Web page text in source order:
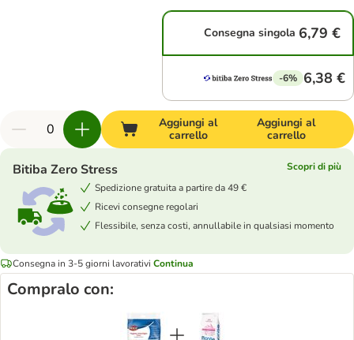
Consegna singola 6,79 €
-6% 6,38 €
Aggiungi al
carrello
Aggiungi al
carrello
Bitiba Zero Stress
Scopri di più
Spedizione gratuita a partire da 49 €
Ricevi consegne regolari
Flessibile, senza costi, annullabile in qualsiasi momento
Consegna in 3-5 giorni lavorativi Continua
Compralo con: